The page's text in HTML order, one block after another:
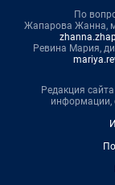
По
Жапарова Жанна,
Ревина Мария,
Редакция
информации,